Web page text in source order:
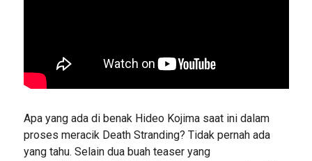
Apa yang ada di benak Hideo Kojima saat ini dalam
proses meracik Death Stranding? Tidak pernah ada
yang tahu. Selain dua buah teaser yang